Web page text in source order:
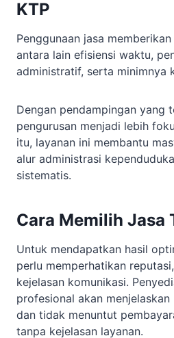
KTP
Penggunaan jasa
antara lain efisiensi waktu,
administratif, serta minimnya
Dengan pendampingan yang
pengurusan menjadi lebih
itu, layanan ini membantu
alur administrasi
sistematis.
Cara Memilih Jasa
Untuk mendapatkan hasil
perlu memperhatikan
kejelasan komunikasi.
profesional akan
dan tidak menuntut
tanpa kejelasan layanan.